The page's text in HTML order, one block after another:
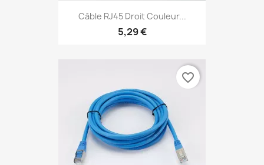
Câble RJ45 Droit Couleur...
5,29 €
favorite_border